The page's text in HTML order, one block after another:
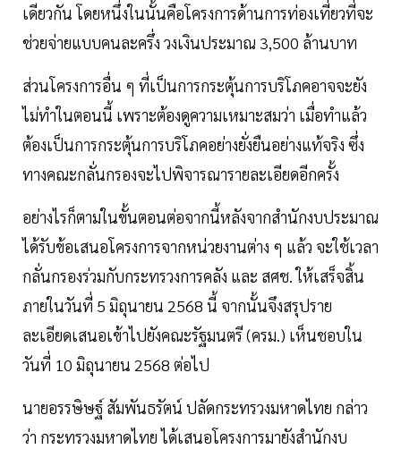
เดียวกัน โดยหนึ่งในนั้นคือโครงการด้านการท่องเที่ยวที่จะ
ช่วยจ่ายแบบคนละครึ่ง วงเงินประมาณ 3,500 ล้านบาท
ส่วนโครงการอื่น ๆ ที่เป็นการกระตุ้นการบริโภคอาจจะยัง
ไม่ทำในตอนนี้ เพราะต้องดูความเหมาะสมว่า เมื่อทำแล้ว
ต้องเป็นการกระตุ้นการบริโภคอย่างยั่งยืนอย่างแท้จริง ซึ่ง
ทางคณะกลั่นกรองจะไปพิจารณารายละเอียดอีกครั้ง
อย่างไรก็ตามในขั้นตอนต่อจากนี้หลังจากสำนักงบประมาณ
ได้รับข้อเสนอโครงการจากหน่วยงานต่าง ๆ แล้ว จะใช้เวลา
กลั่นกรองร่วมกับกระทรวงการคลัง และ สศช. ให้เสร็จสิ้น
ภายในวันที่ 5 มิถุนายน 2568 นี้ จากนั้นจึงสรุปราย
ละเอียดเสนอเข้าไปยังคณะรัฐมนตรี (ครม.) เห็นชอบใน
วันที่ 10 มิถุนายน 2568 ต่อไป
นายอรรษิษฐ์ สัมพันธรัตน์ ปลัดกระทรวงมหาดไทย กล่าว
ว่า กระทรวงมหาดไทย ได้เสนอโครงการมายังสำนักงบ